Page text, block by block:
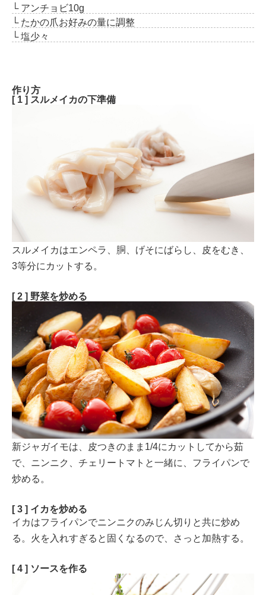
└ アンチョビ10g
└ たかの爪お好みの量に調整
└ 塩少々
作り方
[ 1 ] スルメイカの下準備
スルメイカはエンペラ、胴、げそにばらし、皮をむき、
3等分にカットする。
[ 2 ] 野菜を炒める
新ジャガイモは、皮つきのまま1/4にカットしてから茹
で、ニンニク、チェリートマトと一緒に、フライパンで
炒める。
[ 3 ] イカを炒める
イカはフライパンでニンニクのみじん切りと共に炒め
る。火を入れすぎると固くなるので、さっと加熱する。
[ 4 ] ソースを作る